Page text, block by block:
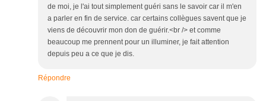
de moi, je l'ai tout simplement guéri sans le savoir car il m'en
a parler en fin de service. car certains collègues savent que je
viens de découvrir mon don de guérir.<br /> et comme
beaucoup me prennent pour un illuminer, je fait attention
depuis peu a ce que je dis.
Répondre